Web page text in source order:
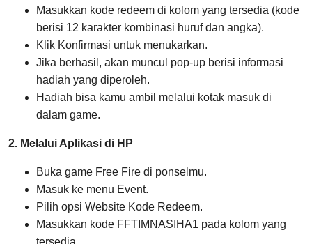
Masukkan kode redeem di kolom yang tersedia (kode
berisi 12 karakter kombinasi huruf dan angka).
Klik Konfirmasi untuk menukarkan.
Jika berhasil, akan muncul pop-up berisi informasi
hadiah yang diperoleh.
Hadiah bisa kamu ambil melalui kotak masuk di
dalam game.
2. Melalui Aplikasi di HP
Buka game Free Fire di ponselmu.
Masuk ke menu Event.
Pilih opsi Website Kode Redeem.
Masukkan kode FFTIMNASIHA1 pada kolom yang
tersedia.